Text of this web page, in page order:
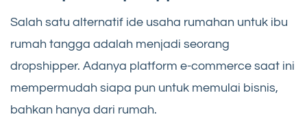
Salah satu alternatif ide usaha rumahan untuk ibu
rumah tangga adalah menjadi seorang
dropshipper. Adanya platform e-commerce saat ini
mempermudah siapa pun untuk memulai bisnis,
bahkan hanya dari rumah.